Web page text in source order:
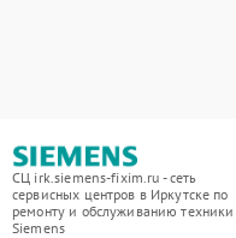
СЦ irk.siemens-fixim.ru - сеть
сервисных центров в Иркутске по
ремонту и обслуживанию техники
Siemens